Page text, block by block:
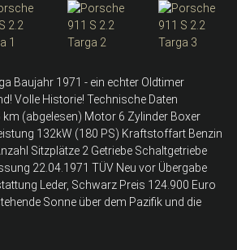
Baujahr 1971 - ein echter Oldtimer
Volle Historie! Technische Daten
(abgelesen) Motor 6 Zylinder Boxer
132kW (180 PS) Kraftstoffart Benzin
Sitzplätze 2 Getriebe Schaltgetriebe
22.04.1971 TÜV Neu vor Übergabe
Leder, Schwarz Preis 124.900 Euro
Sonne über dem Pazifik und die